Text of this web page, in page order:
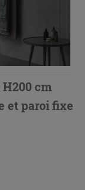
cm
et paroi fixe